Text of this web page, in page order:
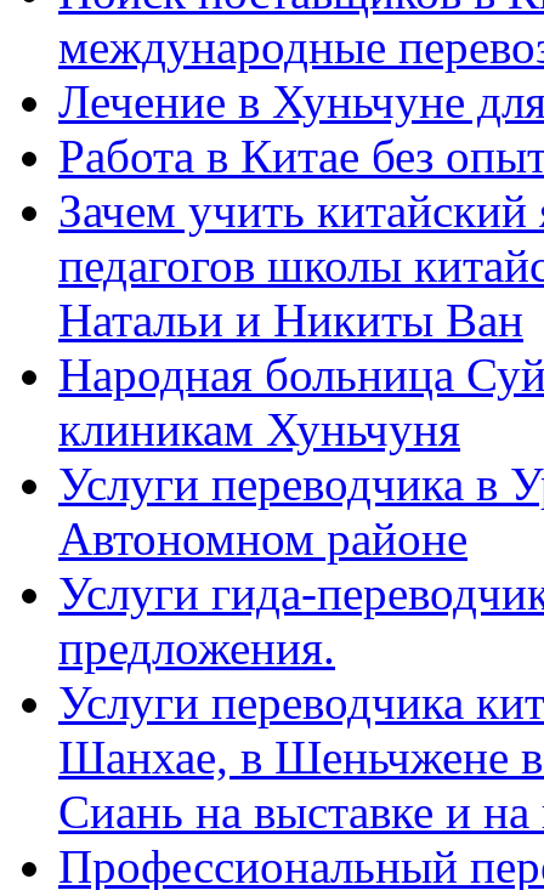
международные
Лечение в Хуньчуне
Работа в Китае без
Зачем учить
педагогов школы
Натальи и Никиты Ван
Народная больница
клиникам Хуньчуня
Услуги переводчика в
Автономном районе
Услуги гида-
предложения.
Услуги переводчика
Шанхае, в Шеньчжене
Сиань на выставке и
Профессиональный